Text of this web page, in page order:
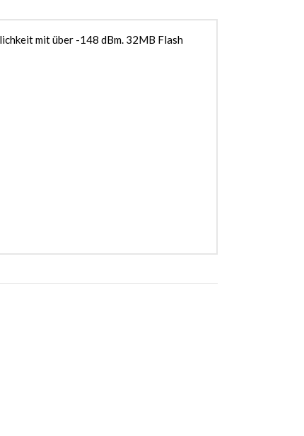
mit über -148 dBm. 32MB Flash